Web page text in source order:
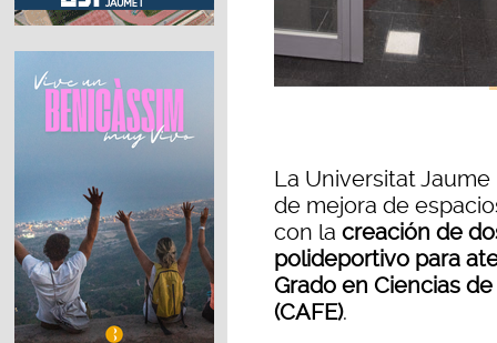
La Universitat
de mejora de
con la creación de
polideportivo para
Grado en Ciencias
(CAFE).